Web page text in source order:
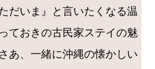
だいま』と言いたくなる温
ておきの古民家ステイの魅
あ、一緒に沖縄の懐かしい